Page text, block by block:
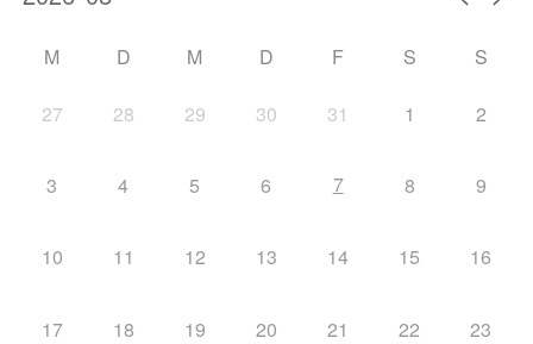
M D M D F S S
27 28 29 30 31 1 2
3 4 5 6 7 8 9
10 11 12 13 14 15 16
17 18 19 20 21 22 23